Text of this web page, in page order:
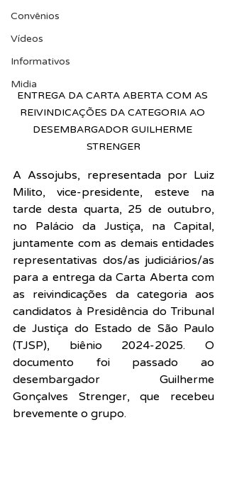
Convênios
Vídeos
Informativos
Midia
ENTREGA DA CARTA ABERTA COM AS
REIVINDICAÇÕES DA CATEGORIA AO
DESEMBARGADOR GUILHERME
STRENGER
A Assojubs, representada por Luiz
Milito, vice-presidente, esteve na
tarde desta quarta, 25 de outubro,
no Palácio da Justiça, na Capital,
juntamente com as demais entidades
representativas dos/as judiciários/as
para a entrega da Carta Aberta com
as reivindicações da categoria aos
candidatos à Presidência do Tribunal
de Justiça do Estado de São Paulo
(TJSP), biênio 2024-2025. O
documento foi passado ao
desembargador Guilherme
Gonçalves Strenger, que recebeu
brevemente o grupo.